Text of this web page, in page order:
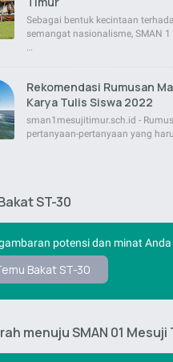
Sebagai bentuk kecintaan
semangat nasionalisme, SMAN
…
Rekomendasi Rumusan
Karya Tulis Siswa 2022
sman1mesujitimur.sch.id -
pertanyaan-pertanyaan yang
ST-30
potensi dan minat
Bakat ST-30
menuju SMAN 01 Mesuji